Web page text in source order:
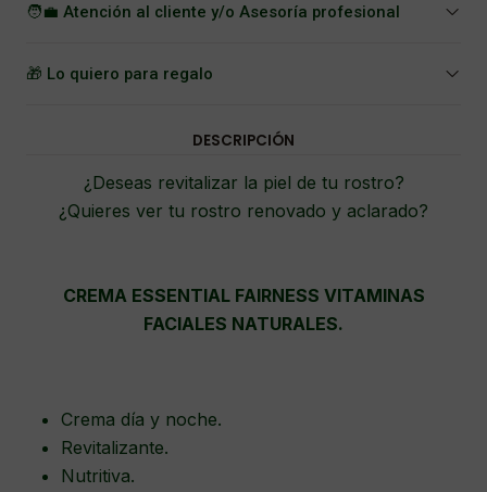
🧑‍💼 Atención al cliente y/o Asesoría profesional
🎁 Lo quiero para regalo
DESCRIPCIÓN
¿Deseas revitalizar la piel de tu rostro?
¿Quieres ver tu rostro renovado y aclarado?
CREMA ESSENTIAL FAIRNESS VITAMINAS
FACIALES NATURALES.
Crema día y noche.
Revitalizante.
Nutritiva.